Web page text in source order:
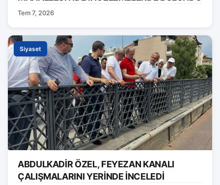
Tem 7, 2026
Siyaset
ABDULKADİR ÖZEL, FEYEZAN KANALI
ÇALIŞMALARINI YERİNDE İNCELEDİ